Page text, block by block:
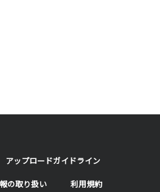
アップロードガイドライン
の取り扱い 利用規約